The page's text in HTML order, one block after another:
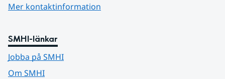
Mer kontaktinformation
SMHI-länkar
Jobba på SMHI
Om SMHI